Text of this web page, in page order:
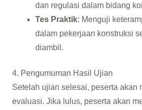
dan regulasi dalam bidang
Tes Praktik: Menguji
dalam pekerjaan konstruksi
diambil.
4. Pengumuman Hasil Ujian
Setelah ujian selesai, peserta akan
evaluasi. Jika lulus, peserta akan